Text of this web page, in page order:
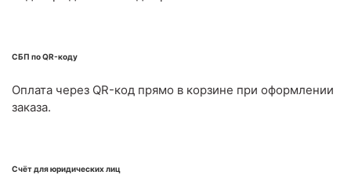
СБП по QR-коду
Оплата через QR-код прямо в корзине при оформлении
заказа.
Счёт для юридических лиц